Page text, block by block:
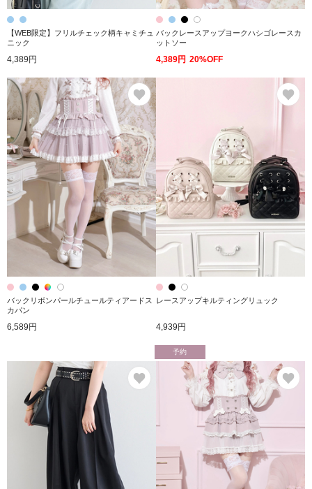
【WEB限定】フリルチェック柄キャミチュ
ニック
4,389円
バックレースアップヨークハシゴレースカ
ットソー
4,389円 20%OFF
お気に入り
バックリボンパールチュールティアードス
カパン
6,589円
レースアップキルティングリュック
4,939円
お気に入り
予約